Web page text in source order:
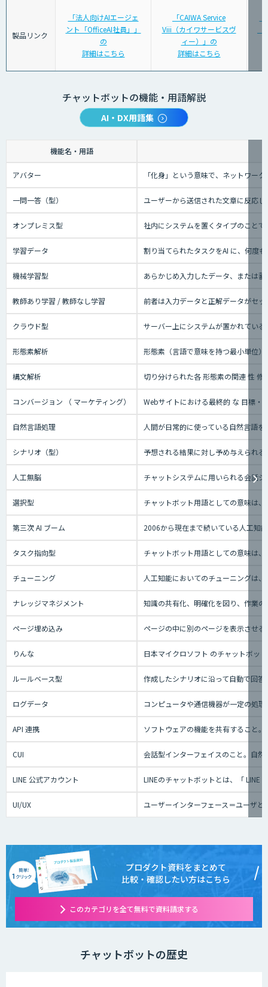
製品リンク
「法人向けAIエージェ
ント「OfficeAI社員」」
の
詳細はこちら
「CAIWA Service
Viii（カイワサービスヴ
ィー）」の
詳細はこちら
チャットボットの機能・用語解説
AI・DX用語集
機能名・用語
アバター 「化身」という意味で、ネットワー
一問一答（型） ユーザーから送信された文章に反応
オンプレミス型 社内にシステムを置くタイプのこと
学習データ 割り当てられたタスクをAI に、何度
機械学習型 あらかじめ入力したデータ、または
教師あり学習 / 教師なし学習 前者は入力データと正解データがセ
クラウド型 サーバー上にシステムが置かれてい
形態素解析 形態素（言語で意味を持つ最小単位
構文解析 切り分けられた各 形態素の関連 性
コンバージョン （ マーケティング） Webサイトにおける最終的 な 目標・
自然言語処理 人間が日常的に使っている自然言語
シナリオ（型） 予想される結果に対し予め与えられ
人工無脳 チャットシステムに用いられる会話
選択型 チャットボット用語としての意味は
第三次 AI ブーム 2006から現在まで続いている人工知
タスク指向型 チャットボット用語としての意味は
チューニング 人工知能においてのチューニングは
ナレッジマネジメント 知識の共有化、明確化を図り、作業
ページ埋め込み ページの中に別のページを表示させ
りんな 日本マイクロソフト のチャットボッ
ルールベース型 作成したシナリオに沿って自動で回
ログデータ コンピュータや通信機器が一定の処
API 連携 ソフトウェアの機能を共有すること
CUI 会話型インターフェイスのこと。自
LINE 公式アカウント LINEのチャットボットとは、「 LINE
UI/UX ユーザーインターフェース＝ユーザ
プロダクト資料をまとめて
比較・確認したい方はこちら
このカテゴリを全て無料で資料請求する
チャットボットの歴史